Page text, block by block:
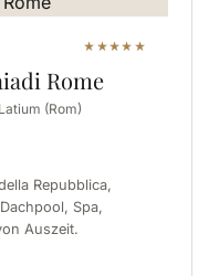
★★★★★
Rome
(Rom)
Repubblica,
Spa,
Auszeit.